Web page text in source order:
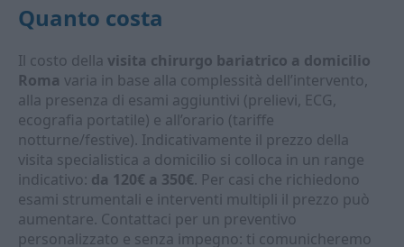
Quanto costa
Il costo della visita chirurgo bariatrico a domicilio
Roma varia in base alla complessità dell’intervento,
alla presenza di esami aggiuntivi (prelievi, ECG,
ecografia portatile) e all’orario (tariffe
notturne/festive). Indicativamente il prezzo della
visita specialistica a domicilio si colloca in un range
indicativo: da 120€ a 350€. Per casi che richiedono
esami strumentali e interventi multipli il prezzo può
aumentare. Contattaci per un preventivo
personalizzato e senza impegno: ti comunicheremo